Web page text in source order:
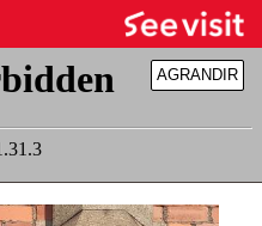
RÉDUIRE
AGRANDIR